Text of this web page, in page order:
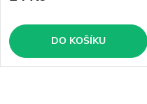
DO KOŠÍKU